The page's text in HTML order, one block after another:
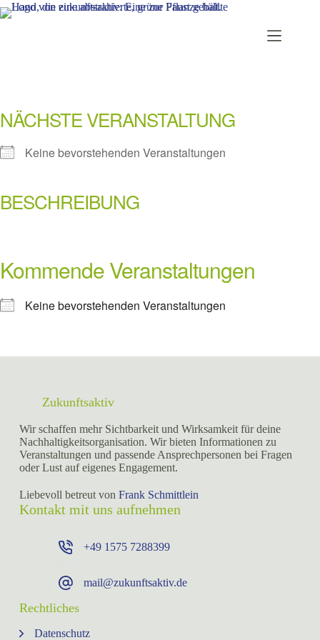
Zum
Inhalt
NÄCHSTE VERANSTALTUNG
Keine bevorstehenden Veranstaltungen
BESCHREIBUNG
Kommende Veranstaltungen
Keine bevorstehenden Veranstaltungen
Zukunftsaktiv
Wir schaffen mehr Sichtbarkeit und Wirksamkeit für deine
Nachhaltigkeitsorganisation. Wir bieten Informationen zu
Veranstaltungen und passende Ansprechpersonen bei Fragen
oder Lust auf eigenes Engagement.
Liebevoll betreut von Frank Schmittlein
Kontakt mit uns aufnehmen
+49 ⁨1575 7288399⁩
mail@zukunftsaktiv.de
Rechtliches
Datenschutz